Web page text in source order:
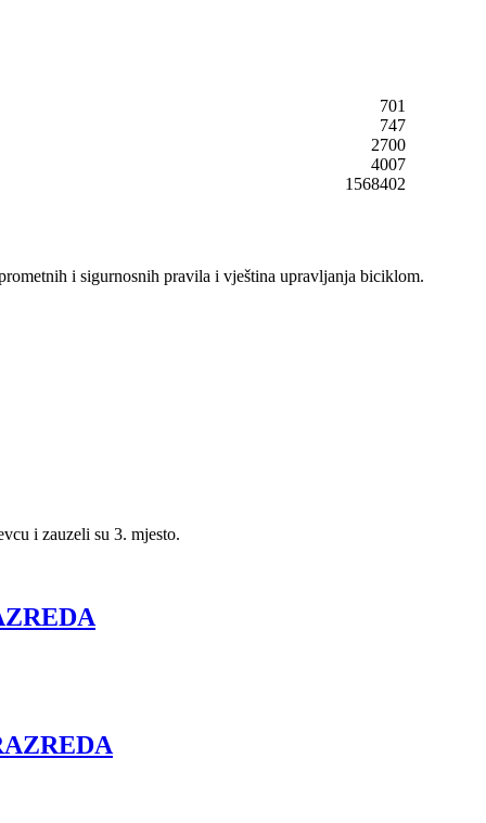
701
747
2700
4007
1568402
i sigurnosnih pravila i vještina upravljanja biciklom.
i zauzeli su 3. mjesto.